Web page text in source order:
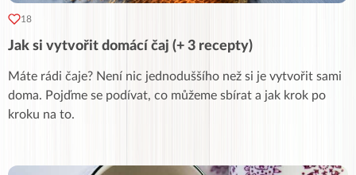
18
Jak si vytvořit domácí čaj (+ 3 recepty)
Máte rádi čaje? Není nic jednoduššího než si je vytvořit sami
doma. Pojďme se podívat, co můžeme sbírat a jak krok po
kroku na to.